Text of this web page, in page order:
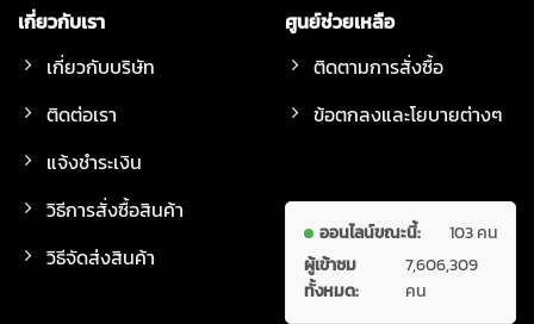
เกี่ยวกับเรา
เกี่ยวกับบริษัท
ติดต่อเรา
แจ้งชำระเงิน
วิธีการสั่งซื้อสินค้า
วิธีจัดส่งสินค้า
ศูนย์ช่วยเหลือ
ติดตามการสั่งซื้อ
ข้อตกลงและโยบายต่างๆ
ออนไลน์ขณะนี้:
103 คน
ผู้เข้าชม
ทั้งหมด:
7,606,309
คน